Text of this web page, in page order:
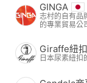
GINGA
志村的自有品
的專業貿易公
Giraffe紐扣
日本尿素紐扣